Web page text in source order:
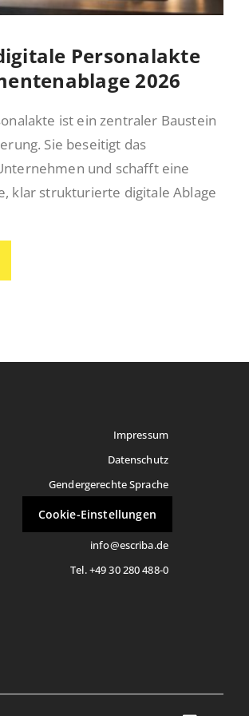
Personalakte
2026
ist ein zentraler Baustein
Sie beseitigt das
und schafft eine
klar strukturierte digitale Ablage
Impressum
Datenschutz
Gendergerechte Sprache
Cookie-Einstellungen
info@escriba.de
Tel. +49 30 280 488-0